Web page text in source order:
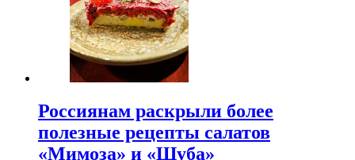
Россиянам раскрыли более
полезные рецепты салатов
«Мимоза» и «Шуба»